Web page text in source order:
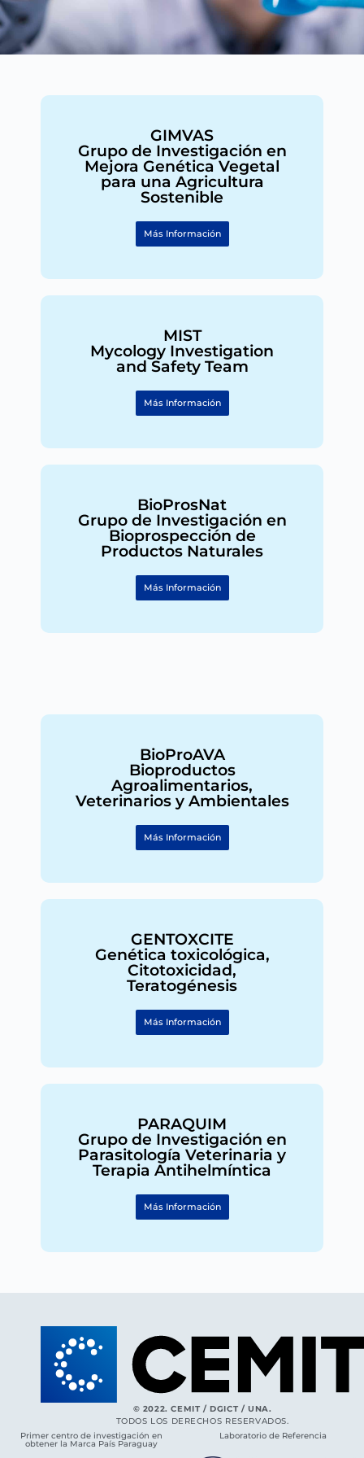
GIMVAS
Grupo de Investigación en
Mejora Genética Vegetal
para una Agricultura
Sostenible
Más Información
MIST
Mycology Investigation
and Safety Team
Más Información
BioProsNat
Grupo de Investigación en
Bioprospección de
Productos Naturales
Más Información
BioProAVA
Bioproductos
Agroalimentarios,
Veterinarios y Ambientales
Más Información
GENTOXCITE
Genética toxicológica,
Citotoxicidad,
Teratogénesis
Más Información
PARAQUIM
Grupo de Investigación en
Parasitología Veterinaria y
Terapia Antihelmíntica
Más Información
© 2022. CEMIT / DGICT / UNA.
TODOS LOS DERECHOS RESERVADOS.
Primer centro de investigación en
obtener la Marca País Paraguay
Laboratorio de Referencia